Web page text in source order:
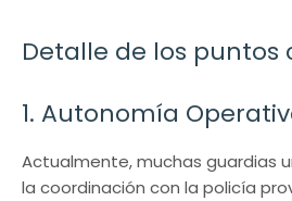
Detalle de los puntos
1. Autonomía
Actualmente, muchas guardias
la coordinación con la policía